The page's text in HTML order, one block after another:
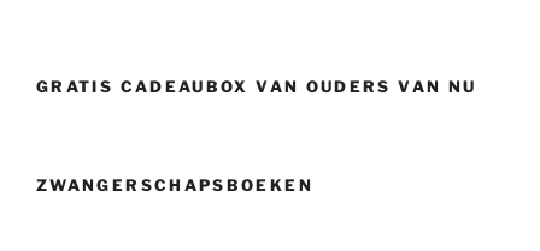
GRATIS CADEAUBOX VAN OUDERS VAN NU
ZWANGERSCHAPSBOEKEN